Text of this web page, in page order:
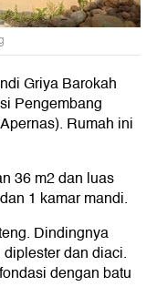
Griya Barokah
Pengembang
Rumah ini
36 m2 dan luas
1 kamar mandi.
Dindingnya
dan diaci.
dengan batu